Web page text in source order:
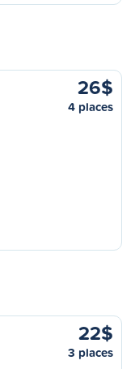
26$
4 places
22$
3 places